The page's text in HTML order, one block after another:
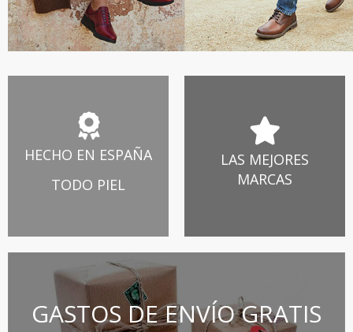
Tienda de zapatos online
HECHO EN ESPAÑA
TODO PIEL
LAS MEJORES
MARCAS
GASTOS DE ENVÍO GRATIS